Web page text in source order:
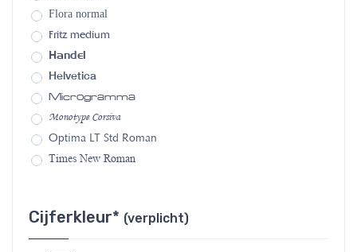
Flora normal
Fritz medium
Handel
Helvetica
Microgramma
Monotype Corsiva
Optima LT Std Roman
Times New Roman
Cijferkleur* (verplicht)